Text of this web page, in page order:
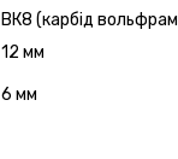
ВК8 (карбід
12 мм
6 мм